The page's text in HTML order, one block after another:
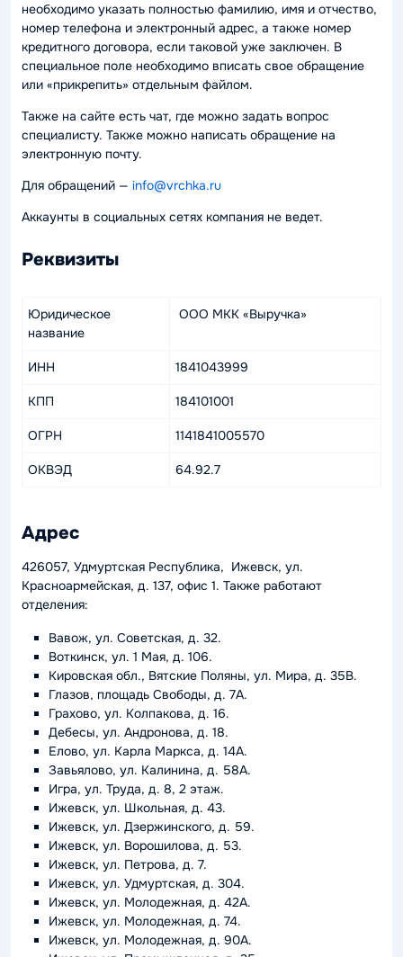
необходимо указать полностью фамилию, имя и отчество,
номер телефона и электронный адрес, а также номер
кредитного договора, если таковой уже заключен. В
специальное поле необходимо вписать свое обращение
или «прикрепить» отдельным файлом.
Также на сайте есть чат, где можно задать вопрос
специалисту. Также можно написать обращение на
электронную почту.
Для обращений — info@vrchka.ru
Аккаунты в социальных сетях компания не ведет.
Реквизиты
Юридическое
название
ООО МКК «Выручка»
ИНН 1841043999
КПП 184101001
ОГРН 1141841005570
ОКВЭД 64.92.7
Адрес
426057, Удмуртская Республика, Ижевск, ул.
Красноармейская, д. 137, офис 1. Также работают
отделения:
Вавож, ул. Советская, д. 32.
Воткинск, ул. 1 Мая, д. 106.
Кировская обл., Вятские Поляны, ул. Мира, д. 35В.
Глазов, площадь Свободы, д. 7А.
Грахово, ул. Колпакова, д. 16.
Дебесы, ул. Андронова, д. 18.
Елово, ул. Карла Маркса, д. 14А.
Завьялово, ул. Калинина, д. 58А.
Игра, ул. Труда, д. 8, 2 этаж.
Ижевск, ул. Школьная, д. 43.
Ижевск, ул. Дзержинского, д. 59.
Ижевск, ул. Ворошилова, д. 53.
Ижевск, ул. Петрова, д. 7.
Ижевск, ул. Удмуртская, д. 304.
Ижевск, ул. Молодежная, д. 42А.
Ижевск, ул. Молодежная, д. 74.
Ижевск, ул. Молодежная, д. 90А.